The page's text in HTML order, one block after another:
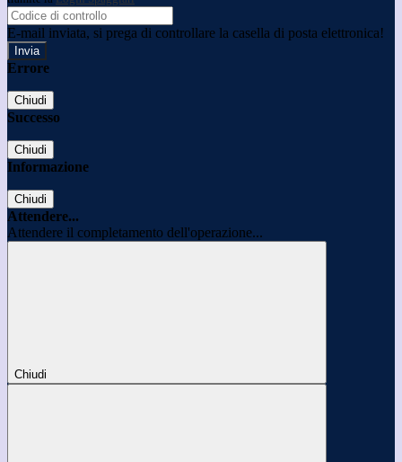
E-mail inviata, si prega di controllare la casella di posta elettronica!
Errore
Chiudi
Successo
Chiudi
Informazione
Chiudi
Attendere...
Attendere il completamento dell'operazione...
Chiudi